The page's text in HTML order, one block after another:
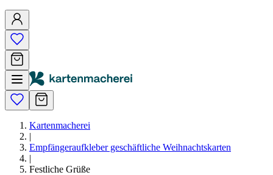
Kartenmacherei
|
Empfängeraufkleber geschäftliche Weihnachtskarten
|
Festliche Grüße